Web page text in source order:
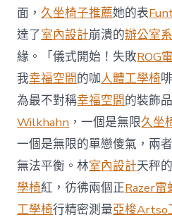
面，久坐椅子推薦她的表
達了室內設計崩潰的辦公室
緣。「儀式開始！失敗ROG
我幸福空間的咖人體工學椅
為最不對稱幸福空間的裝飾
Wilkhahn ，一個是無限久坐
一個是無限的單戀傻氣，兩
無法平衡。林室內設計天秤
學椅紅，彷彿兩個正Razer
工學椅行精密測量亞梭Artso